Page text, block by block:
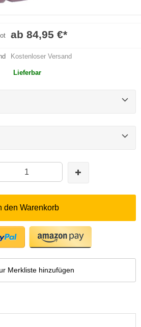
ab 84,95 €*
Kostenloser Versand
Lieferbar
den Warenkorb
Merkliste hinzufügen